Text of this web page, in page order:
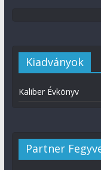
Kiadványok
Kaliber Évkönyv
Partner